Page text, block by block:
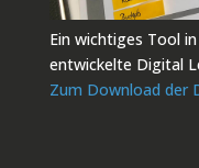
Ein wichtiges Tool
entwickelte Digital
Zum Download der